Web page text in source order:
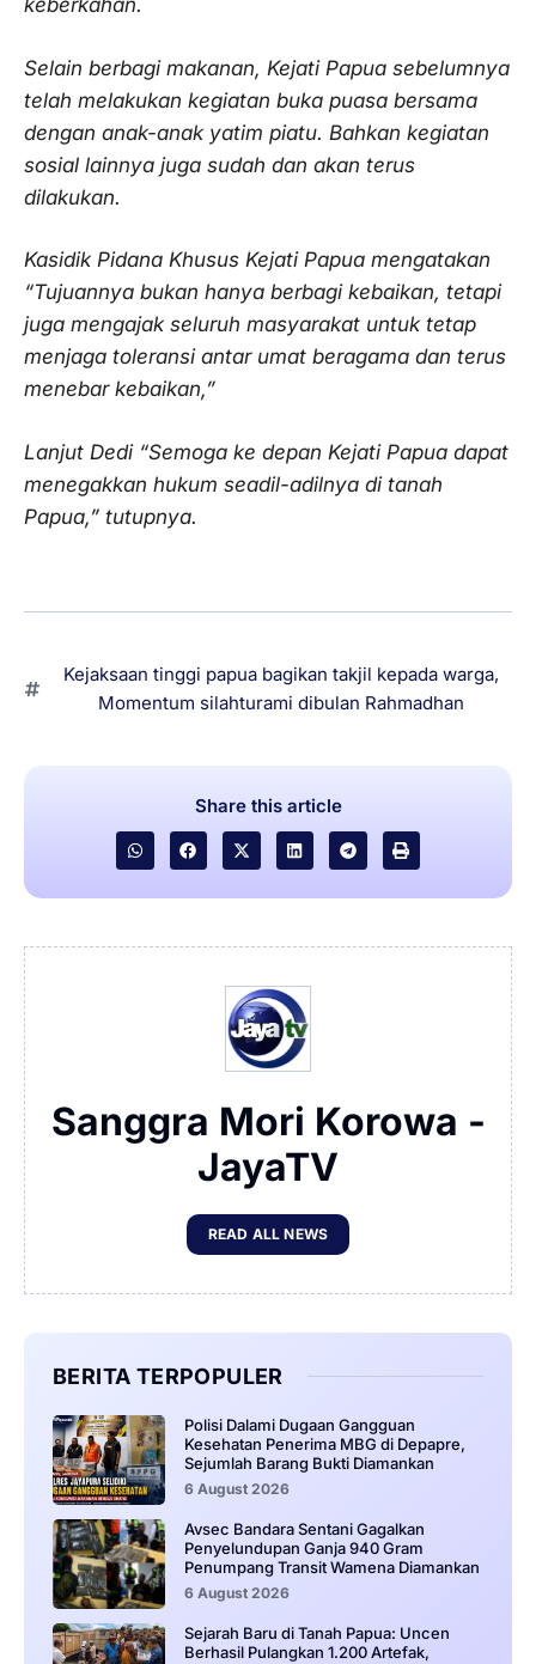
keberkahan.
Selain berbagi makanan, Kejati Papua sebelumnya
telah melakukan kegiatan buka puasa bersama
dengan anak-anak yatim piatu. Bahkan kegiatan
sosial lainnya juga sudah dan akan terus
dilakukan.
Kasidik Pidana Khusus Kejati Papua mengatakan
“Tujuannya bukan hanya berbagi kebaikan, tetapi
juga mengajak seluruh masyarakat untuk tetap
menjaga toleransi antar umat beragama dan terus
menebar kebaikan,”
Lanjut Dedi “Semoga ke depan Kejati Papua dapat
menegakkan hukum seadil-adilnya di tanah
Papua,” tutupnya.
Kejaksaan tinggi papua bagikan takjil kepada warga,
Momentum silahturami dibulan Rahmadhan
Share this article
Sanggra Mori Korowa -
JayaTV
READ ALL NEWS
BERITA TERPOPULER
‎Polisi Dalami Dugaan Gangguan
Kesehatan Penerima MBG di Depapre,
Sejumlah Barang Bukti Diamankan
6 August 2026
Avsec Bandara Sentani Gagalkan
Penyelundupan Ganja 940 Gram
Penumpang Transit Wamena Diamankan
6 August 2026
Sejarah Baru di Tanah Papua: Uncen
Berhasil Pulangkan 1.200 Artefak,